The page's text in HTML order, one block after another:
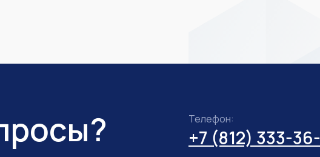
+7 (812) 333-36-
Телефон: